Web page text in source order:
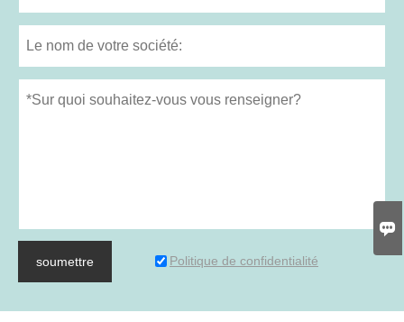
soumettre Politique de confidentialité
